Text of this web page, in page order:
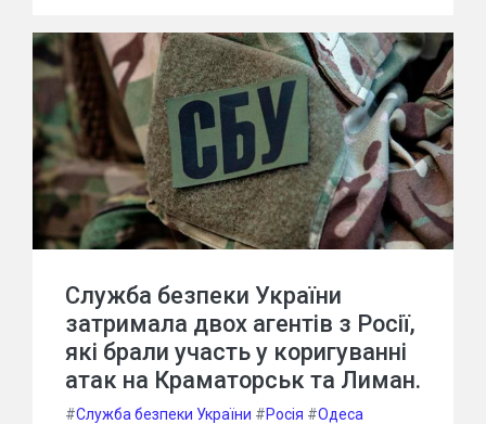
Служба безпеки України
затримала двох агентів з Росії,
які брали участь у коригуванні
атак на Краматорськ та Лиман.
#Служба безпеки України #Росія #Одеса